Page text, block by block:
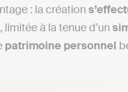
: la création
, limitée à la tenue d’un
patrimoine personnel